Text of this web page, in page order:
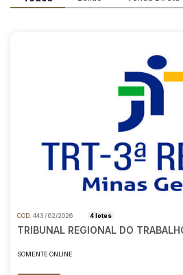
COD. 443 / 62/2026 4 lotes
TRIBUNAL REGIONAL DO
SOMENTE ONLINE